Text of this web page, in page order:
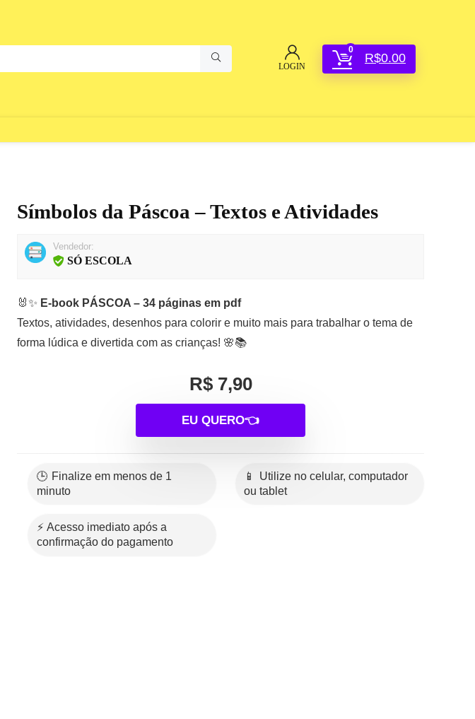
LOGIN
0
R$0.00
Símbolos da Páscoa – Textos e Atividades
Vendedor:
SÓ ESCOLA
🐰✨ E-book PÁSCOA – 34 páginas em pdf
Textos, atividades, desenhos para colorir e muito mais para trabalhar o tema de
forma lúdica e divertida com as crianças! 🌸📚
R$ 7,90
EU QUERO👈
🕒 Finalize em menos de 1
minuto
📱 Utilize no celular, computador
ou tablet
⚡ Acesso imediato após a
confirmação do pagamento